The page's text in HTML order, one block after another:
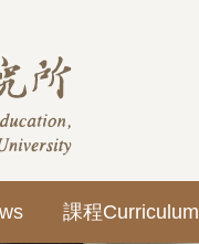
課程Curriculum